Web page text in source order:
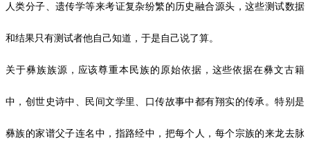
人类分子、遗传学等来考证复杂纷繁的历史融合源头，这些测试数据
和结果只有测试者他自己知道，于是自己说了算。
关于彝族族源，应该尊重本民族的原始依据，这些依据在彝文古籍
中，创世史诗中、民间文学里、口传故事中都有翔实的传承。特别是
彝族的家谱父子连名中，指路经中，把每个人，每个宗族的来龙去脉